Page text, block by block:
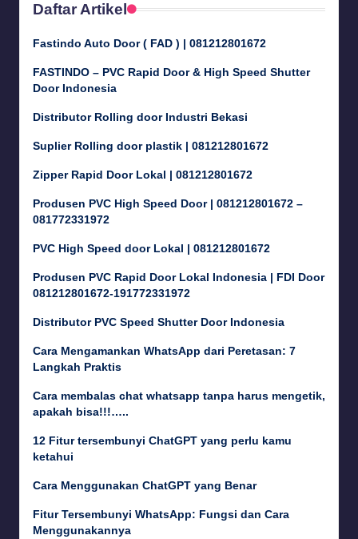
Daftar Artikel
Fastindo Auto Door ( FAD ) | 081212801672
FASTINDO – PVC Rapid Door & High Speed Shutter
Door Indonesia
Distributor Rolling door Industri Bekasi
Suplier Rolling door plastik | 081212801672
Zipper Rapid Door Lokal | 081212801672
Produsen PVC High Speed Door | 081212801672 –
081772331972
PVC High Speed door Lokal | 081212801672
Produsen PVC Rapid Door Lokal Indonesia | FDI Door
081212801672-191772331972
Distributor PVC Speed Shutter Door Indonesia
Cara Mengamankan WhatsApp dari Peretasan: 7
Langkah Praktis
Cara membalas chat whatsapp tanpa harus mengetik,
apakah bisa!!!…..
12 Fitur tersembunyi ChatGPT yang perlu kamu
ketahui
Cara Menggunakan ChatGPT yang Benar
Fitur Tersembunyi WhatsApp: Fungsi dan Cara
Menggunakannya